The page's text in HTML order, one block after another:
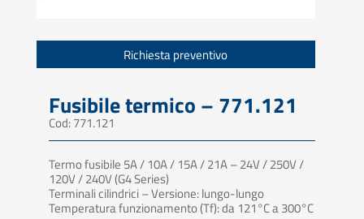
Richiesta preventivo
Fusibile termico – 771.121
Cod: 771.121
Termo fusibile 5A / 10A / 15A / 21A – 24V / 250V /
120V / 240V (G4 Series)
Terminali cilindrici – Versione: lungo-lungo
Temperatura funzionamento (Tf): da 121°C a 300°C